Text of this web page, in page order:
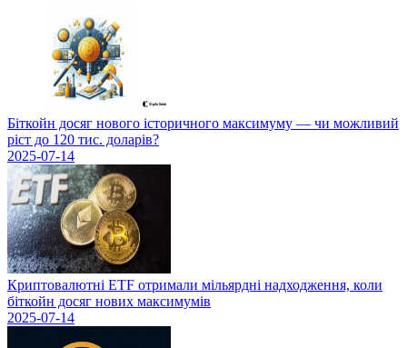
Біткойн досяг нового історичного максимуму — чи можливий
ріст до 120 тис. доларів?
2025-07-14
Криптовалютні ETF отримали мільярдні надходження, коли
біткойн досяг нових максимумів
2025-07-14